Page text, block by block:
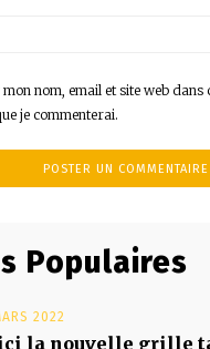
nom, email et site web dans
je commenterai.
Populaires
2022
la nouvelle grille